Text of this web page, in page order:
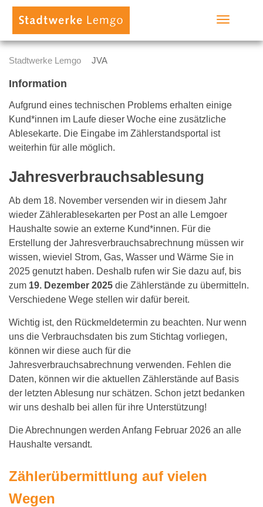
Toggle
Stadtwerke Lemgo JVA
Information
Aufgrund eines technischen Problems erhalten einige
Kund*innen im Laufe dieser Woche eine zusätzliche
Ablesekarte. Die Eingabe im Zählerstandsportal ist
weiterhin für alle möglich.
Jahresverbrauchsablesung
Ab dem 18. November versenden wir in diesem Jahr
wieder Zählerablesekarten per Post an alle Lemgoer
Haushalte sowie an externe Kund*innen. Für die
Erstellung der Jahresverbrauchsabrechnung müssen wir
wissen, wieviel Strom, Gas, Wasser und Wärme Sie in
2025 genutzt haben. Deshalb rufen wir Sie dazu auf, bis
zum 19. Dezember 2025 die Zählerstände zu übermitteln.
Verschiedene Wege stellen wir dafür bereit.
Wichtig ist, den Rückmeldetermin zu beachten. Nur wenn
uns die Verbrauchsdaten bis zum Stichtag vorliegen,
können wir diese auch für die
Jahresverbrauchsabrechnung verwenden. Fehlen die
Daten, können wir die aktuellen Zählerstände auf Basis
der letzten Ablesung nur schätzen. Schon jetzt bedanken
wir uns deshalb bei allen für ihre Unterstützung!
Die Abrechnungen werden Anfang Februar 2026 an alle
Haushalte versandt.
Zählerübermittlung auf vielen
Wegen